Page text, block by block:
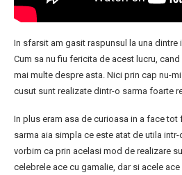
In sfarsit am gasit raspunsul la una dintre
Cum sa nu fiu fericita de acest lucru,
mai multe despre asta. Nici prin cap nu-
cusut sunt realizate dintr-o sarma foarte
In plus eram asa de curioasa in a face
sarma aia simpla ce este atat de utila
vorbim ca prin acelasi mod de realizare
celebrele ace cu gamalie, dar si acele